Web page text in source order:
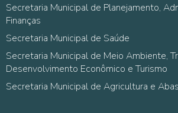
Secretaria Municipal de Planejamento,
Finanças
Secretaria Municipal de Saúde
Secretaria Municipal de Meio Ambiente,
Desenvolvimento Econômico e Turismo
Secretaria Municipal de Agricultura e